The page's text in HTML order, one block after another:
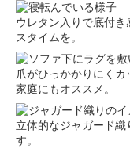
ウレタン入りで底付
スタイムを。
爪がひっかかりにく
家庭にもオススメ。
立体的なジャガード
す。